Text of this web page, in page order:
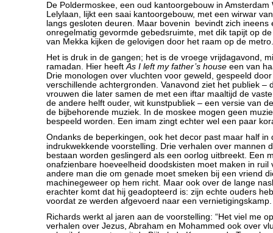
De Poldermoskee, een oud kantoorgebouw in Amsterdam
Lelylaan, lijkt een saai kantoorgebouw, met een wirwar
langs gesloten deuren. Maar bovenin bevindt zich ineens
onregelmatig gevormde gebedsruimte, met dik tapijt op
van Mekka kijken de gelovigen door het raam op de metro.
Het is druk in de gangen; het is de vroege vrijdagavond,
ramadan. Hier heeftAs I left my father’s house een van
Drie monologen over vluchten voor geweld, gespeeld
verschillende achtergronden. Vanavond ziet het publiek –
vrouwen die later samen de met een iftar maaltijd de
de andere helft ouder, wit kunstpubliek – een versie van
de bijbehorende muziek. In de moskee mogen geen
bespeeld worden. Een imam zingt echter wel een paar
Ondanks de beperkingen, ook het decor past maar half in
indrukwekkende voorstelling. Drie verhalen over mannen
bestaan worden geslingerd als een oorlog uitbreekt. Een
onafzienbare hoeveelheid doodskisten moet maken in ruil
andere man die om genade moet smeken bij een vriend
machinegeweer op hem richt. Maar ook over de lange
erachter komt dat hij geadopteerd is: zijn echte ouders
voordat ze werden afgevoerd naar een vernietigingskamp.
Richards werkt al jaren aan de voorstelling: “Het viel me
verhalen over Jezus, Abraham en Mohammed ook over